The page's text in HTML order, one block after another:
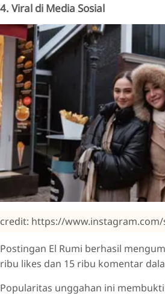
4. Viral di Media Sosial
credit: https://
Postingan El Rumi berhasil
ribu likes dan 15 ribu komentar
Popularitas unggahan ini